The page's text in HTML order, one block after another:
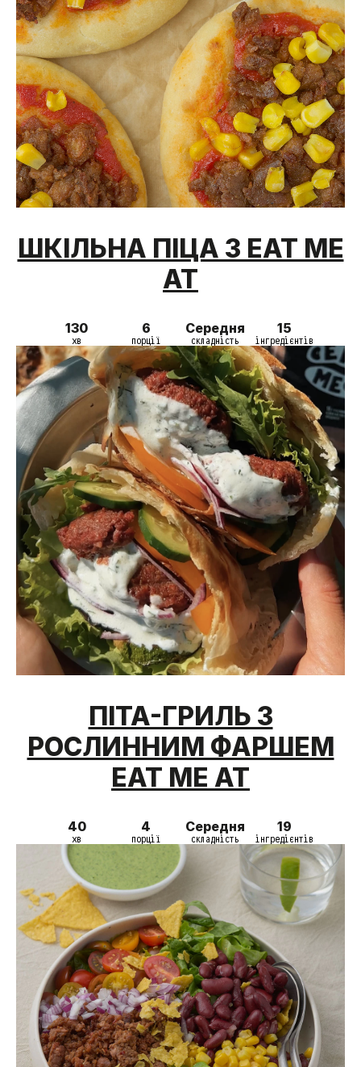
ШКІЛЬНА ПІЦА З EAT ME
AT
130
хв
6
порції
Середня
складність
15
інгредієнтів
ПІТА-ГРИЛЬ З
РОСЛИННИМ ФАРШЕМ
EAT ME AT
40
хв
4
порції
Середня
складність
19
інгредієнтів